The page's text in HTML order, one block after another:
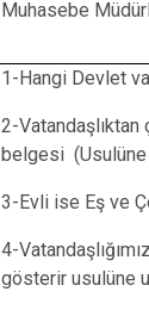
Muhasebe
1-Hangi Devlet
2-
belgesi (Usulüne
3-Evli ise Eş ve
4-
gösterir usulüne